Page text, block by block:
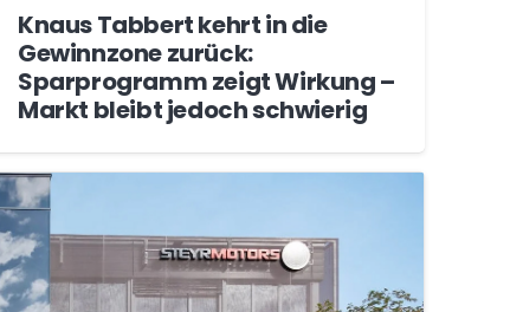
Knaus Tabbert kehrt in die
Gewinnzone zurück:
Sparprogramm zeigt Wirkung –
Markt bleibt jedoch schwierig